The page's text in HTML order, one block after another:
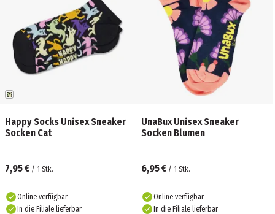
Happy Socks Unisex Sneaker
Socken Cat
7,95 € / 1 Stk.
Online verfügbar
In die Filiale lieferbar
UnaBux Unisex Sneaker
Socken Blumen
6,95 € / 1 Stk.
Online verfügbar
In die Filiale lieferbar